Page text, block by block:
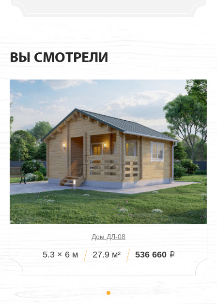
ВЫ СМОТРЕЛИ
Дом ДЛ-08
5.3 × 6 м 27.9 м² 536 660 i